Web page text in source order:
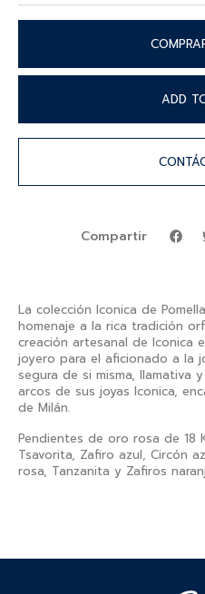
ADD
Compartir
La colección Iconica de
homenaje a la rica tradición
creación artesanal de Iconica
joyero para el aficionado a la
segura de si misma, llamativa
arcos de sus joyas Iconica,
de Milán.
Pendientes de oro rosa de 18
Tsavorita, Zafiro azul, Circón
rosa, Tanzanita y Zafiros